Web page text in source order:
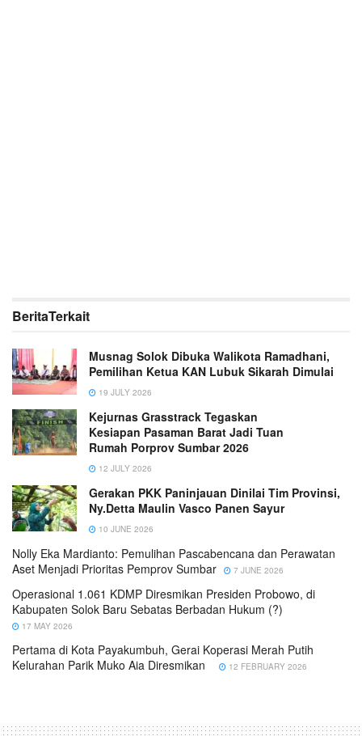
BeritaTerkait
Musnag Solok Dibuka Walikota Ramadhani,
Pemilihan Ketua KAN Lubuk Sikarah Dimulai
19 JULY 2026
Kejurnas Grasstrack Tegaskan
Kesiapan Pasaman Barat Jadi Tuan
Rumah Porprov Sumbar 2026
12 JULY 2026
Gerakan PKK Paninjauan Dinilai Tim Provinsi,
Ny.Detta Maulin Vasco Panen Sayur
10 JUNE 2026
Nolly Eka Mardianto: Pemulihan Pascabencana dan Perawatan
Aset Menjadi Prioritas Pemprov Sumbar
7 JUNE 2026
Operasional 1.061 KDMP Diresmikan Presiden Probowo, di
Kabupaten Solok Baru Sebatas Berbadan Hukum (?)
17 MAY 2026
Pertama di Kota Payakumbuh, Gerai Koperasi Merah Putih
Kelurahan Parik Muko Aia Diresmikan
12 FEBRUARY 2026